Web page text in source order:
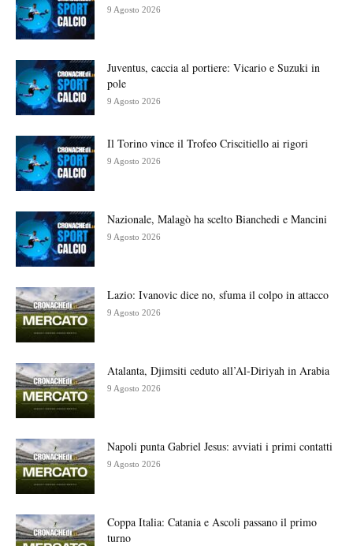
9 Agosto 2026
Juventus, caccia al portiere: Vicario e Suzuki in
pole
9 Agosto 2026
Il Torino vince il Trofeo Criscitiello ai rigori
9 Agosto 2026
Nazionale, Malagò ha scelto Bianchedi e Mancini
9 Agosto 2026
Lazio: Ivanovic dice no, sfuma il colpo in attacco
9 Agosto 2026
Atalanta, Djimsiti ceduto all’Al-Diriyah in Arabia
9 Agosto 2026
Napoli punta Gabriel Jesus: avviati i primi contatti
9 Agosto 2026
Coppa Italia: Catania e Ascoli passano il primo
turno